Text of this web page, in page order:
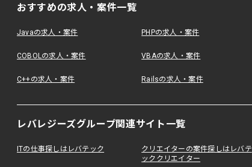
おすすめの求人・案件一覧
Javaの求人・案件 PHPの求人・案件
COBOLの求人・案件 VBAの求人・案件
C++の求人・案件 Railsの求人・案件
レバレジーズグループ関連サイト一覧
ITの仕事探しはレバテック
クリエイターの案件探しはレバテ
ッククリエイター